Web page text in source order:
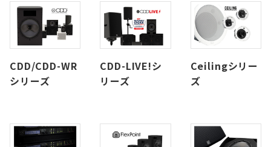
CDD/CDD-WR
シリーズ
CDD-LIVE!シ
リーズ
Ceilingシリー
ズ